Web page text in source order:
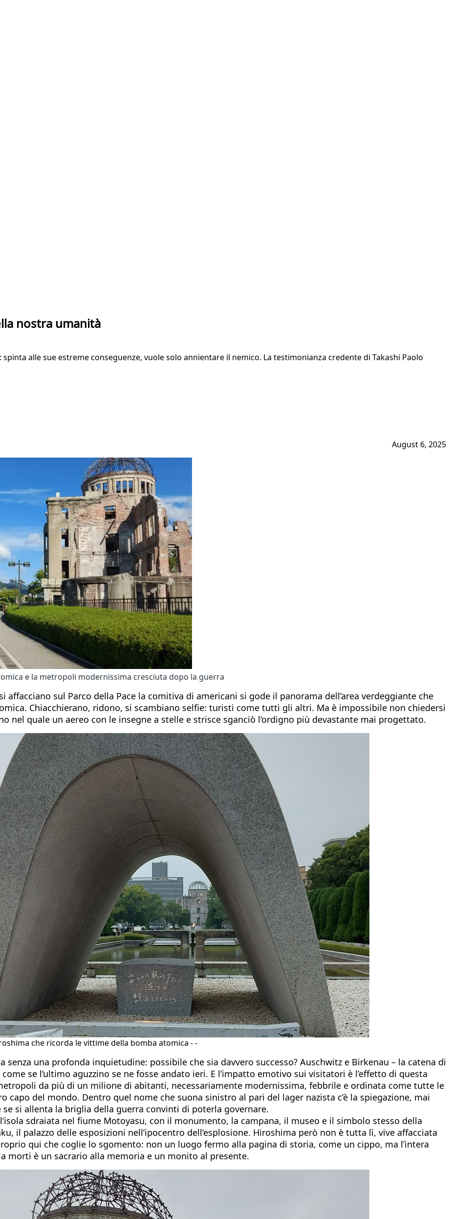
nostra umanità
alle sue estreme conseguenze, vuole solo annientare il nemico. La testimonianza credente di Takashi Paolo
August 6, 2025
e la metropoli modernissima cresciuta dopo la guerra
sul Parco della Pace la comitiva di americani si gode il panorama dell’area verdeggiante che
Chiacchierano, ridono, si scambiano selfie: turisti come tutti gli altri. Ma è impossibile non chiedersi
nel quale un aereo con le insegne a stelle e strisce sganciò l’ordigno più devastante mai progettato.
che ricorda le vittime della bomba atomica - -
una profonda inquietudine: possibile che sia davvero successo? Auschwitz e Birkenau – la catena di
se l’ultimo aguzzino se ne fosse andato ieri. E l’impatto emotivo sui visitatori è l’effetto di questa
da più di un milione di abitanti, necessariamente modernissima, febbrile e ordinata come tutte le
capo del mondo. Dentro quel nome che suona sinistro al pari del lager nazista c’è la spiegazione, mai
se si allenta la briglia della guerra convinti di poterla governare.
sdraiata nel fiume Motoyasu, con il monumento, la campana, il museo e il simbolo stesso della
il palazzo delle esposizioni nell’ipocentro dell’esplosione. Hiroshima però non è tutta lì, vive affacciata
qui che coglie lo sgomento: non un luogo fermo alla pagina di storia, come un cippo, ma l’intera
morti è un sacrario alla memoria e un monito al presente.